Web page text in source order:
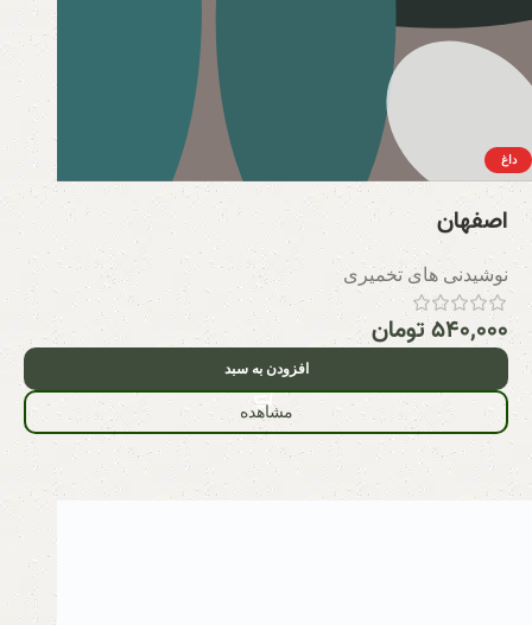
داغ
اصفهان
نوشیدنی های تخمیری
۵۴۰,۰۰۰تومان
افزودن به سبد
مشاهده